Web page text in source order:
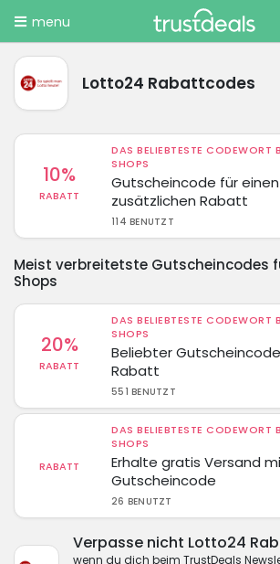
menu
Lotto24 Rabattcodes
10%
RABATT
DAS BELIEBTESTE CODEWORT
SHOPS
Gutscheincode für einen
zusätzlichen Rabatt
114 BENUTZT
Meist verbreitetste Gutscheincodes
Shops
20%
RABATT
DAS BELIEBTESTE CODEWORT
SHOPS
Beliebter
Rabatt
551 BENUTZT
RABATT
DAS BELIEBTESTE CODEWORT
SHOPS
Erhalte gratis Versand
Gutscheincode
26 BENUTZT
Verpasse nicht Lotto24
wenn du dich beim TrustDeals